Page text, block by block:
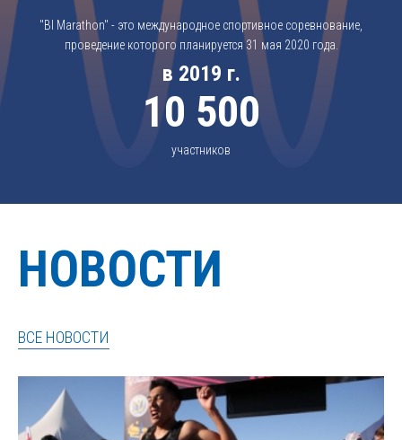
"BI Marathon" - это международное спортивное соревнование,
проведение которого планируется 31 мая 2020 года.
10 500
участников
в 2019 г.
НОВОСТИ
ВСЕ НОВОСТИ